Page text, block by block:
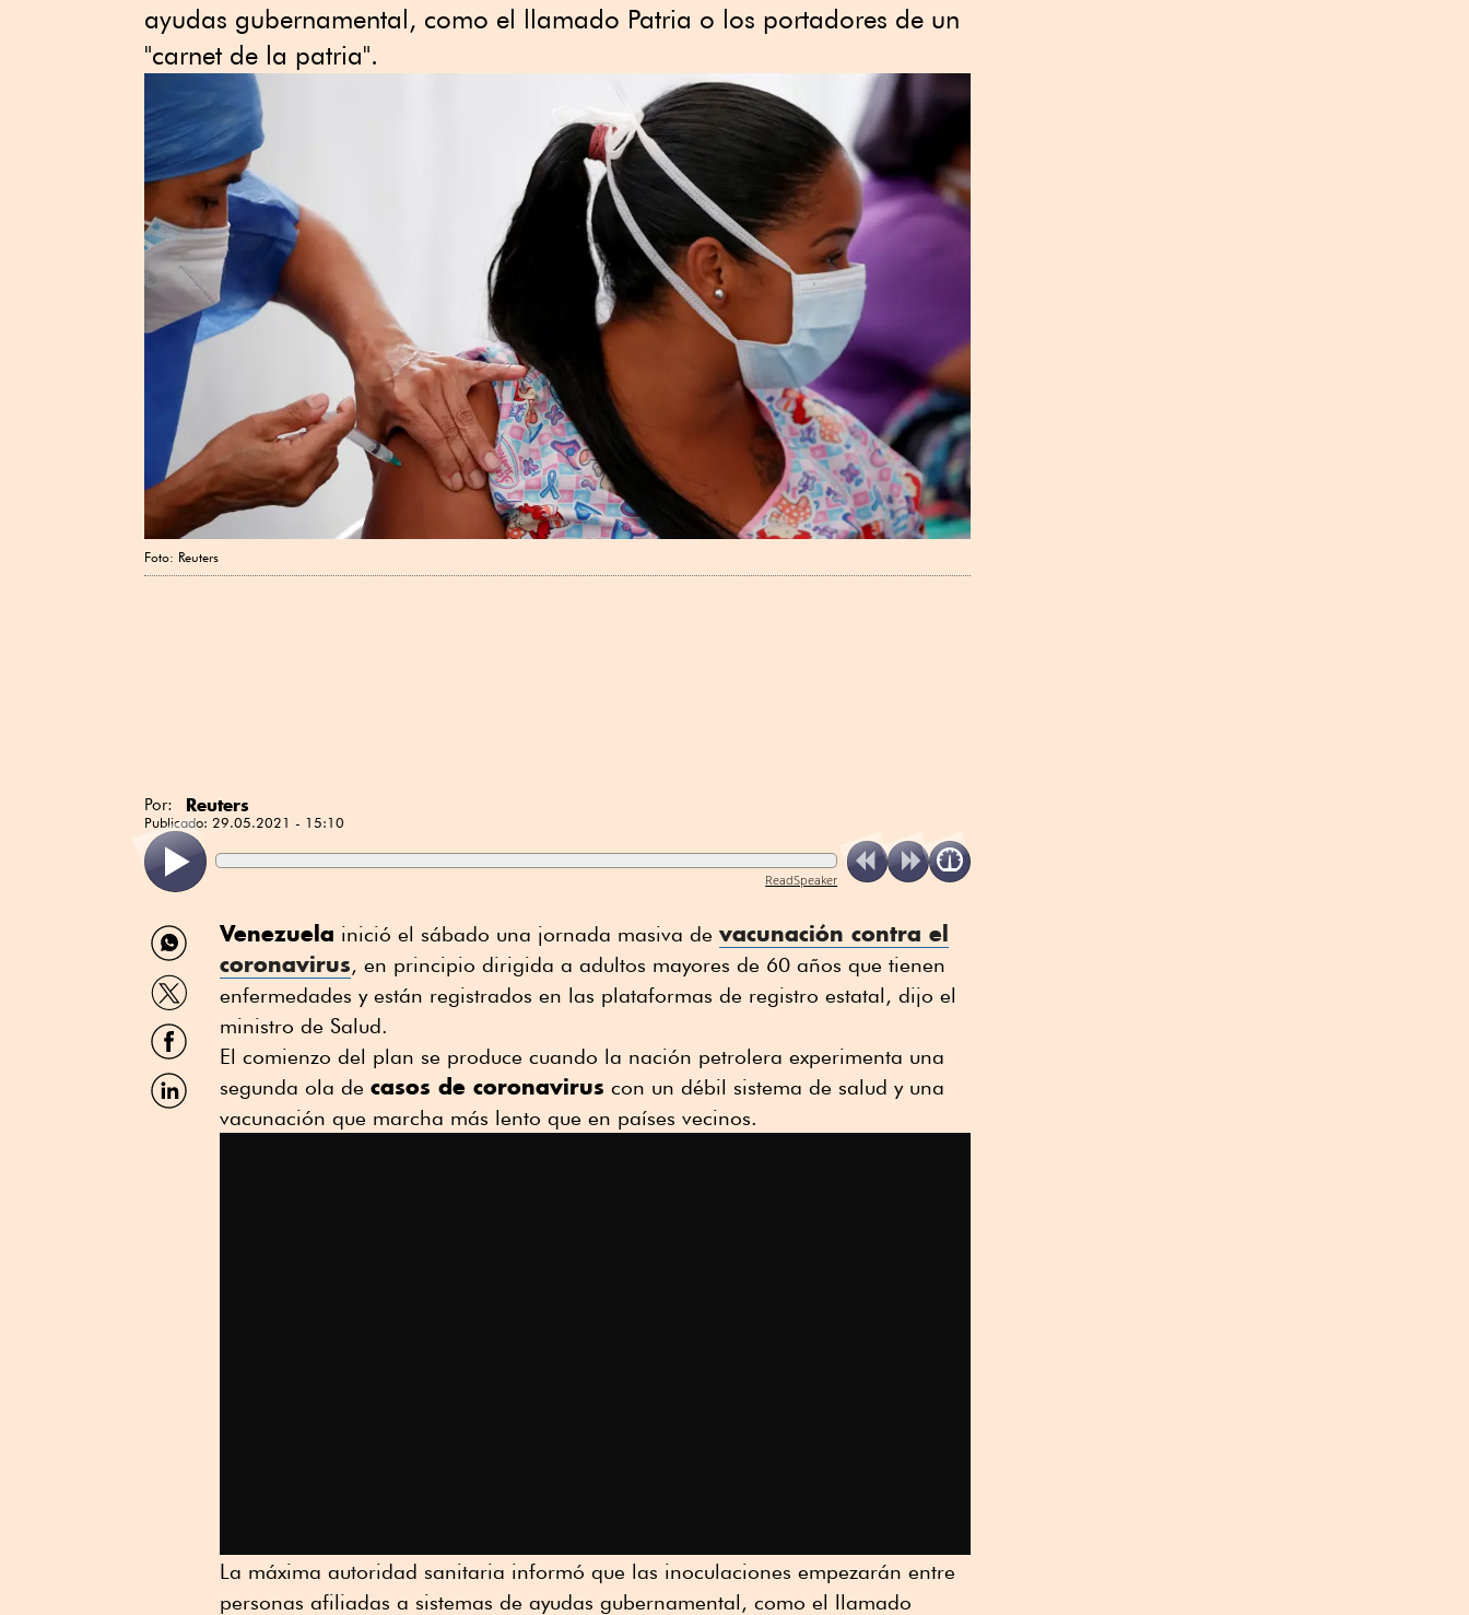
ayudas gubernamental, como el llamado Patria o los portadores de un
"carnet de la patria".
Foto: Reuters
Por: Reuters
Publicado: 29.05.2021 - 15:10
ReadSpeaker
Compartir
por
WhatsApp
Compartir
por
Twitter
Compartir
por
Facebook
Compartir
por
Venezuela inició el sábado una jornada masiva de vacunación contra el
coronavirus, en principio dirigida a adultos mayores de 60 años que tienen
enfermedades y están registrados en las plataformas de registro estatal, dijo el
ministro de Salud.
El comienzo del plan se produce cuando la nación petrolera experimenta una
segunda ola de casos de coronavirus con un débil sistema de salud y una
vacunación que marcha más lento que en países vecinos.
La máxima autoridad sanitaria informó que las inoculaciones empezarán entre
personas afiliadas a sistemas de ayudas gubernamental, como el llamado